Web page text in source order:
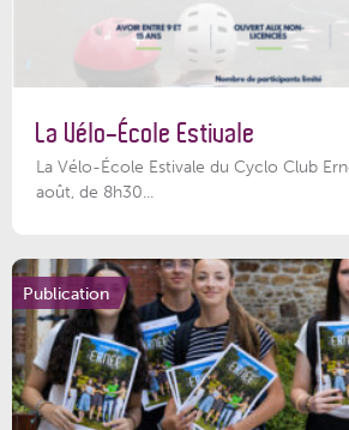
La Vélo-École Estivale
La Vélo-École Estivale du Cyclo Club
août, de 8h30...
Publication